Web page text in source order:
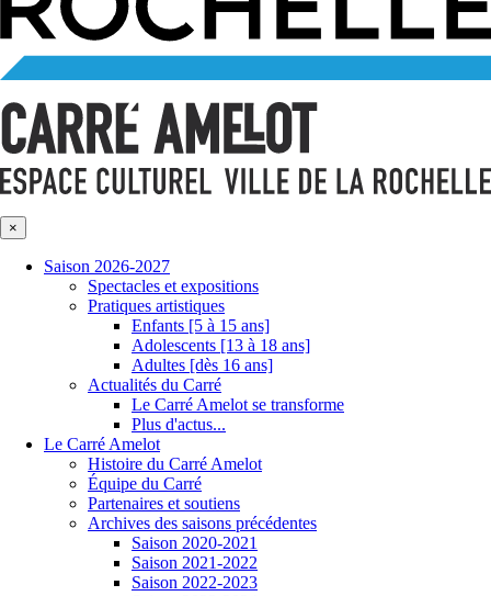
×
Saison 2026-2027
Spectacles et expositions
Pratiques artistiques
Enfants [5 à 15 ans]
Adolescents [13 à 18 ans]
Adultes [dès 16 ans]
Actualités du Carré
Le Carré Amelot se transforme
Plus d'actus...
Le Carré Amelot
Histoire du Carré Amelot
Équipe du Carré
Partenaires et soutiens
Archives des saisons précédentes
Saison 2020-2021
Saison 2021-2022
Saison 2022-2023